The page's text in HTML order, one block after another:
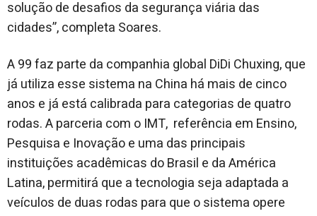
solução de desafios da segurança viária das
cidades”, completa Soares.
A 99 faz parte da companhia global DiDi Chuxing, que
já utiliza esse sistema na China há mais de cinco
anos e já está calibrada para categorias de quatro
rodas. A parceria com o IMT, referência em Ensino,
Pesquisa e Inovação e uma das principais
instituições acadêmicas do Brasil e da América
Latina, permitirá que a tecnologia seja adaptada a
veículos de duas rodas para que o sistema opere